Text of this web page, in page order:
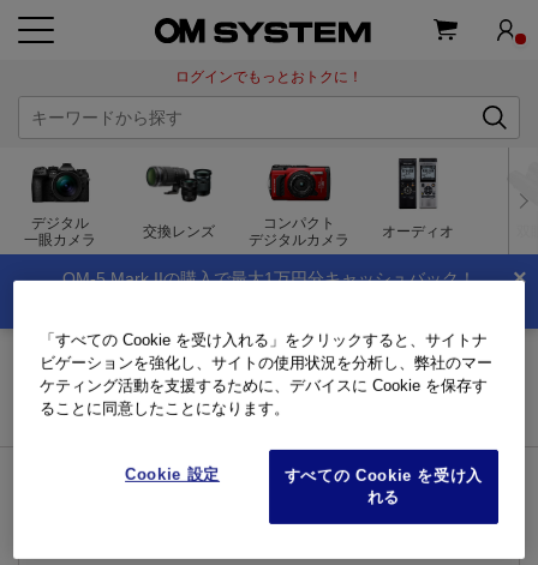
ログインでもっとおトクに！
デジタル
一眼カメラ
交換レンズ
コンパクト
デジタルカメラ
オーディオ
×
OM-5 Mark IIの購入で最大1万円分キャッシュバック！
インフォメーション
トップページ インフォメーション
「すべての Cookie を受け入れる」をクリックすると、サイトナ
ビゲーションを強化し、サイトの使用状況を分析し、弊社のマー
ケティング活動を支援するために、デバイスに Cookie を保存す
ることに同意したことになります。
Cookie 設定
すべての Cookie を受け入
れる